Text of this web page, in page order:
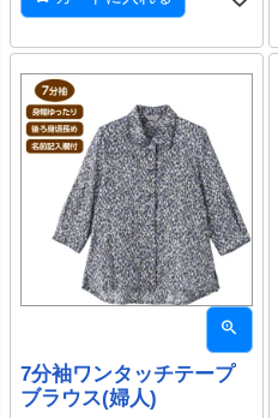
7分袖ワンタッチテープ
ブラウス(婦人)